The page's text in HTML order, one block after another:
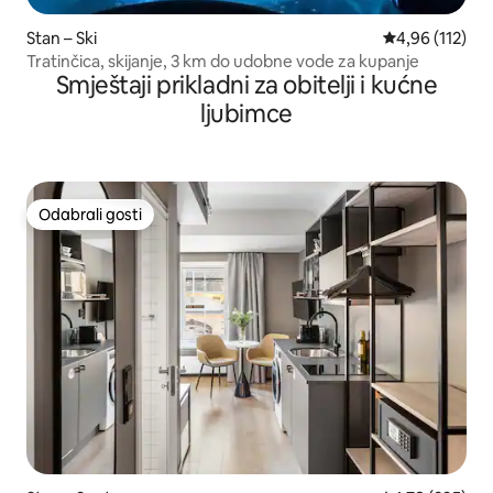
Stan – Ski Prosječna
4,96 (112)
Tratinčica, skijanje, 3 km do udobne vode za kupanje
Smještaji prikladni za obitelji i kućne
ljubimce
Odabrali gosti
Odabrali gosti